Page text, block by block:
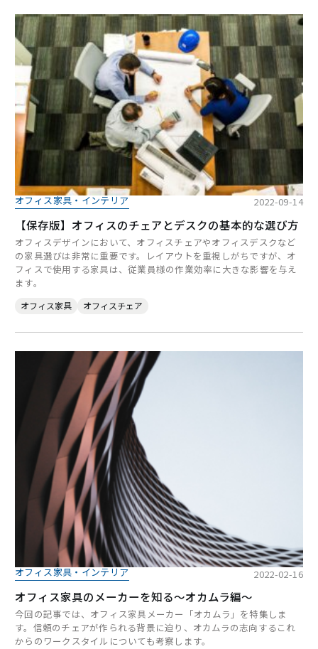
オフィス家具・インテリア 2022-09-14
【保存版】オフィスのチェアとデスクの基本的な選び方
オフィスデザインにおいて、オフィスチェアやオフィスデスクなど
の家具選びは非常に重要です。レイアウトを重視しがちですが、オ
フィスで使用する家具は、従業員様の作業効率に大きな影響を与え
ます。
オフィス家具 オフィスチェア
オフィス家具・インテリア 2022-02-16
オフィス家具のメーカーを知る～オカムラ編～
今回の記事では、オフィス家具メーカー「オカムラ」を特集しま
す。信頼のチェアが作られる背景に迫り、オカムラの志向するこれ
からのワークスタイルについても考察します。